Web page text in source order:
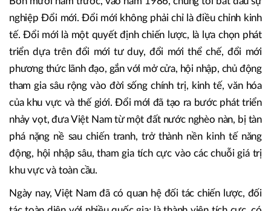
bình đẳng và cùng có lợi. Chúng tôi hiểu sâu rằng: hòa bình
không tự nhiên mà có, mà phải trải qua đấu tranh. Hòa
bình chỉ bền vững nếu đi liền với phát triển công bằng, bao
trùm, bền vững.
Bốn mươi năm trước, vào năm 1986, chúng tôi bắt đầu sự
nghiệp Đổi mới. Đổi mới không phải chỉ là điều chỉnh kinh
tế. Đổi mới là một quyết định chiến lược, là lựa chọn phát
triển dựa trên đổi mới tư duy, đổi mới thể chế, đổi mới
phương thức lãnh đạo, gắn với mở cửa, hội nhập, chủ động
tham gia sâu rộng vào đời sống chính trị, kinh tế, văn hóa
nhảy vọt, đưa Việt Nam từ một đất nước nghèo nàn, bị tàn